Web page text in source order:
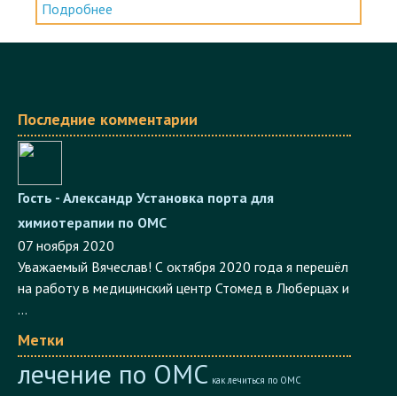
химиотерапии по ОМС
07 ноября 2020
Уважаемый Вячеслав! С октября 2020 года я перешёл
на работу в медицинский центр Стомед в Люберцах и
...
Метки
лечение по ОМС как лечиться по ОМС
Медицина Онкология Личный опыт Электросталь лечение